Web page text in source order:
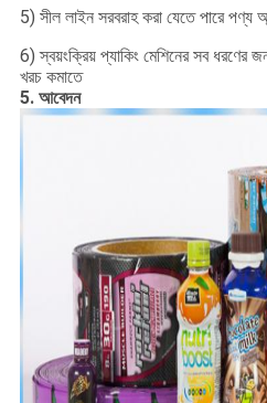
5) সীল লাইন সরবরাহ করা যেতে পারে পণ্য
6) স্বয়ংক্রিয় প্যাকিং মেশিনের সব
খরচ কমাতে
5. আবেদন